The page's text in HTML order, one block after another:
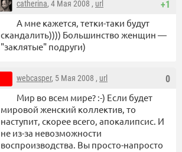
+1
catherina, 4 Мая 2008 , url
А мне кажется, тетки-таки будут
скандалить)))) Большинство женщин —
"заклятые" подруги)
0
webcasper, 5 Мая 2008 , url
Мир во всем мире? :-) Если будет
мировой женский коллектив, то
наступит, скорее всего, апокалипсис. И
не из-за невозможности
воспроизводства. Вы просто-напросто